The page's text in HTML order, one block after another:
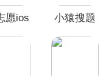
愿ios
小猿搜题